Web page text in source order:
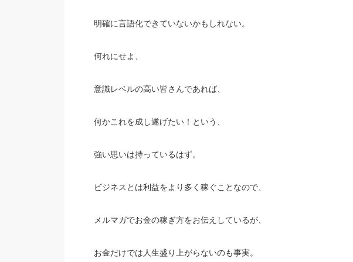
明確に言語化できていないかもしれない。
何れにせよ、
意識レベルの高い皆さんであれば、
何かこれを成し遂げたい！という、
強い思いは持っているはず。
ビジネスとは利益をより多く稼ぐことなので、
メルマガでお金の稼ぎ方をお伝えしているが、
お金だけでは人生盛り上がらないのも事実。